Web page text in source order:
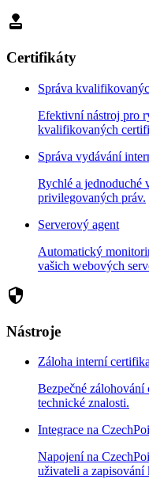
approval
Certifikáty
Správa
Efektivní nástroj pro
kvalifikovaných
Správa vydávání
Rychlé a jednoduché
privilegovaných práv.
Serverový agent
Automatický
vašich webových
security
Nástroje
Záloha interní
Bezpečné
technické znalosti.
Integrace na
Napojení na
uživateli a